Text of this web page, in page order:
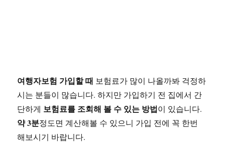
여행자보험 가입할 때 보험료가 많이 나올까봐 걱정하
시는 분들이 많습니다. 하지만 가입하기 전 집에서 간
단하게 보험료를 조회해 볼 수 있는 방법이 있습니다.
약 3분정도면 계산해볼 수 있으니 가입 전에 꼭 한번
해보시기 바랍니다.